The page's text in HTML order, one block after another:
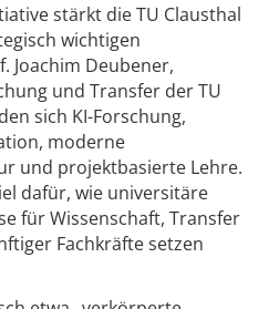
stärkt die TU Clausthal
wichtigen
Joachim Deubener,
und Transfer der TU
sich KI-Forschung,
moderne
und projektbasierte Lehre.
dafür, wie universitäre
für Wissenschaft, Transfer
Fachkräfte setzen